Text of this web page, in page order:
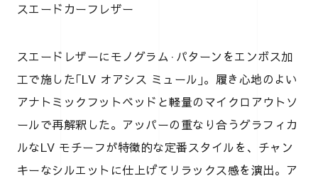
スエードカーフレザー
スエードレザーにモノグラム·パターンをエンボス加
工で施した｢LV オアシス ミュール｣。履き心地のよい
アナトミックフットベッドと軽量のマイクロアウトソ
ールで再解釈した。アッパーの重なり合うグラフィカ
ルなLV モチーフが特徴的な定番スタイルを、チャン
キーなシルエットに仕上げてリラックス感を演出。ア